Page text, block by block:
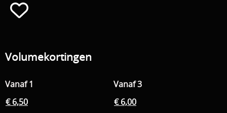
Volumekortingen
Vanaf 1
Vanaf 3
€ 6,50
€ 6,00